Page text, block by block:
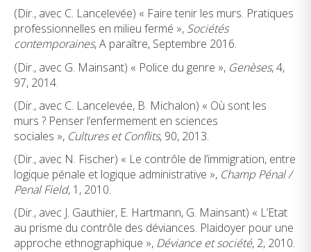
(Dir., avec C. Lancelevée) « Faire tenir les murs. Pratiques
professionnelles en milieu fermé », Sociétés
contemporaines, A paraître, Septembre 2016.
(Dir., avec G. Mainsant) « Police du genre », Genèses, 4,
97, 2014.
(Dir., avec C. Lancelevée, B. Michalon) « Où sont les
murs ? Penser l’enfermement en sciences
sociales », Cultures et Conflits, 90, 2013.
(Dir., avec N. Fischer) « Le contrôle de l’immigration, entre
logique pénale et logique administrative », Champ Pénal /
Penal Field, 1, 2010.
(Dir., avec J. Gauthier, E. Hartmann, G. Mainsant) « L’Etat
au prisme du contrôle des déviances. Plaidoyer pour une
approche ethnographique », Déviance et société, 2, 2010.